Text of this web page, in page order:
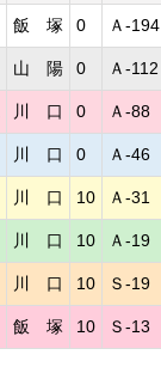
飯 塚 0 Ａ-194
山 陽 0 Ａ-112
川 口 0 Ａ-88
川 口 0 Ａ-46
川 口 10 Ａ-31
川 口 10 Ａ-19
川 口 10 Ｓ-19
飯 塚 10 Ｓ-13